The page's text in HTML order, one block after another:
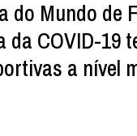
do Mundo de
da COVID-19
a nível